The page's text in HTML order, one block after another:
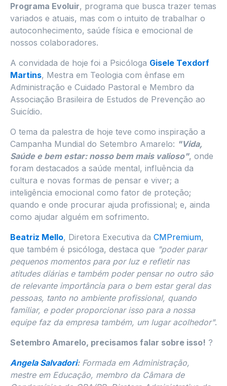
Programa Evoluir, programa que busca trazer temas
variados e atuais, mas com o intuito de trabalhar o
autoconhecimento, saúde física e emocional de
nossos colaboradores.
A convidada de hoje foi a Psicóloga Gisele Texdorf
Martins, Mestra em Teologia com ênfase em
Administração e Cuidado Pastoral e Membro da
Associação Brasileira de Estudos de Prevenção ao
Suicídio.
O tema da palestra de hoje teve como inspiração a
Campanha Mundial do Setembro Amarelo: "Vida,
Saúde e bem estar: nosso bem mais valioso", onde
foram destacados a saúde mental, influência da
cultura e novas formas de pensar e viver; a
inteligência emocional como fator de proteção;
quando e onde procurar ajuda profissional; e, ainda
como ajudar alguém em sofrimento.
Beatriz Mello, Diretora Executiva da CMPremium,
que também é psicóloga, destaca que "poder parar
pequenos momentos para por luz e refletir nas
atitudes diárias e também poder pensar no outro são
de relevante importância para o bem estar geral das
pessoas, tanto no ambiente profissional, quando
familiar, e poder proporcionar isso para a nossa
equipe faz da empresa também, um lugar acolhedor".
Setembro Amarelo, precisamos falar sobre isso! ?️
Angela Salvadori:Formada em Administração,
mestre em Educação, membro da Câmara de